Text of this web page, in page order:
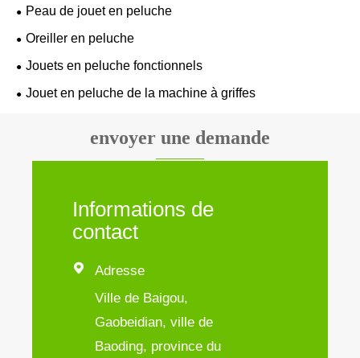
Peau de jouet en peluche
Oreiller en peluche
Jouets en peluche fonctionnels
Jouet en peluche de la machine à griffes
envoyer une demande
Informations de
contact

Adresse
Ville de Baigou,
Gaobeidian, ville de
Baoding, province du